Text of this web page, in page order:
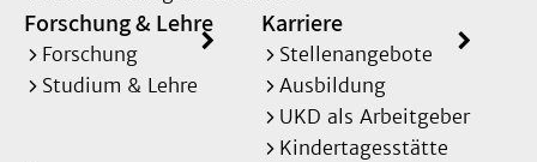
Forschung & Lehre
Forschung
Studium & Lehre
Karriere
Stellenangebote
Ausbildung
UKD als Arbeitgeber
Kindertagesstätte